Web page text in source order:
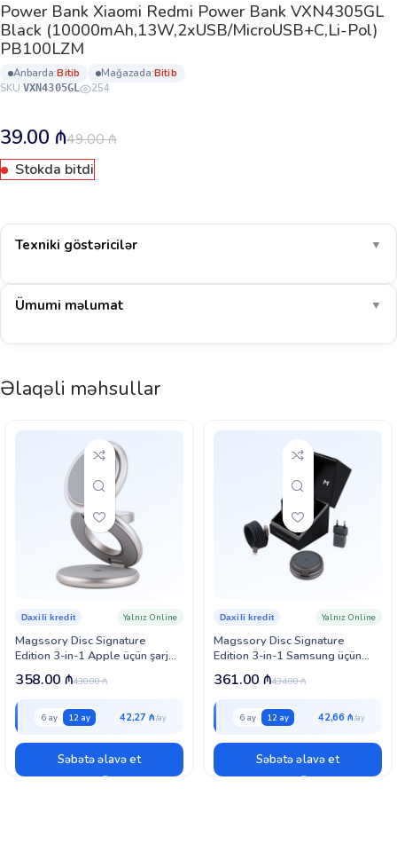
Power Bank Xiaomi Redmi Power Bank VXN4305GL
Black (10000mAh,13W,2xUSB/MicroUSB+C,Li-Pol)
PB100LZM
anbarda: bi̇ti̇b mağazada: bi̇ti̇b
SKU:VXN4305GL 254
49.00₼
39.00 ₼
Stokda bitdi
Texniki göstəricilər ▼
Ümumi məlumat ▼
Əlaqəli məhsullar
Magssory Disc Signature
Edition 3-in-1 Apple üçün şarj
Titan (WCH033t)
Daxili kredit Yalnız Online
430.00₼
358.00 ₼
6 ay 12 ay 42,27 ₼
Səbətə əlavə et
Magssory Disc Signature
Edition 3-in-1 Samsung üçün
şarj (WCH053m)
Daxili kredit Yalnız Online
434.00₼
361.00 ₼
6 ay 12 ay 42,66 ₼
Səbətə əlavə et